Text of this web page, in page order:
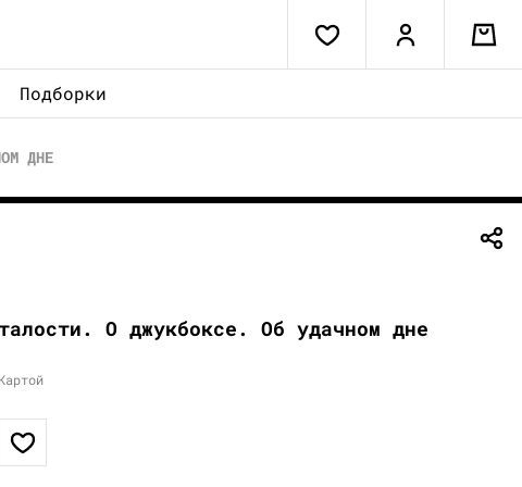
Подборки
ДНЕ
О джукбоксе. Об удачном дне